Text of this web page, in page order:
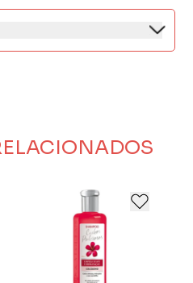
em 1990, de um
o que existe de